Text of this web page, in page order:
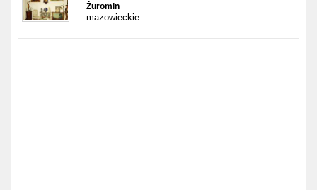
Żuromin
mazowieckie